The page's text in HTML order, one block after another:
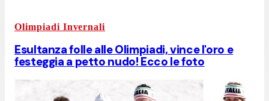
Olimpiadi Invernali
Esultanza folle alle Olimpiadi, vince l'oro e
festeggia a petto nudo! Ecco le foto